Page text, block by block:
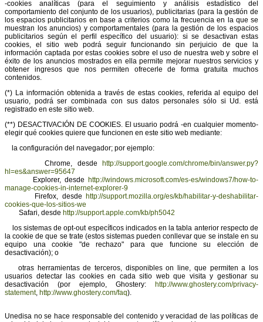
-cookies analíticas (para el seguimiento y análisis estadístico del
comportamiento del conjunto de los usuarios), publicitarias (para la gestión de
los espacios publicitarios en base a criterios como la frecuencia en la que se
muestran los anuncios) y comportamentales (para la gestión de los espacios
publicitarios según el perfil específico del usuario): si se desactivan estas
cookies, el sitio web podrá seguir funcionando sin perjuicio de que la
información captada por estas cookies sobre el uso de nuestra web y sobre el
éxito de los anuncios mostrados en ella permite mejorar nuestros servicios y
obtener ingresos que nos permiten ofrecerle de forma gratuita muchos
contenidos.
(*) La información obtenida a través de estas cookies, referida al equipo del
usuario, podrá ser combinada con sus datos personales sólo si Ud. está
registrado en este sitio web.
(**) DESACTIVACIÓN DE COOKIES. El usuario podrá -en cualquier momento-
elegir qué cookies quiere que funcionen en este sitio web mediante:
la configuración del navegador; por ejemplo:
Chrome, desde
http://support.google.com/chrome/bin/answer.py?
hl=es&answer=95647
Explorer, desde http://windows.microsoft.com/es-es/windows7/how-to-
manage-cookies-in-internet-explorer-9
Firefox, desde http://support.mozilla.org/es/kb/habilitar-y-deshabilitar-
cookies-que-los-sitios-we
Safari, desde http://support.apple.com/kb/ph5042
los sistemas de opt-out específicos indicados en la tabla anterior respecto de
la cookie de que se trate (estos sistemas pueden conllevar que se instale en su
equipo una cookie "de rechazo" para que funcione su elección de
desactivación); o
otras herramientas de terceros, disponibles on line, que permiten a los
usuarios detectar las cookies en cada sitio web que visita y gestionar su
desactivación (por ejemplo, Ghostery:
http://www.ghostery.com/privacy-
statement, http://www.ghostery.com/faq).
Unedisa no se hace responsable del contenido y veracidad de las políticas de